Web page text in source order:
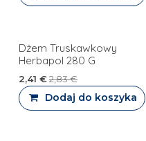
Dżem Truskawkowy
Herbapol 280 G
2,41 €2,83€
Dodaj do koszyka